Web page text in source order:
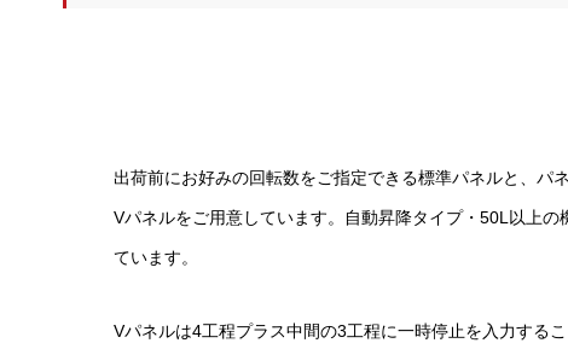
出荷前にお好みの回転数をご指定できる標準パネルと、パ
Vパネルをご用意しています。自動昇降タイプ・50L以上の
ています。
Vパネルは4工程プラス中間の3工程に一時停止を入力する